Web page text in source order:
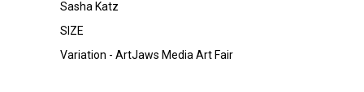
Sasha Katz
SIZE
Variation - ArtJaws Media Art Fair